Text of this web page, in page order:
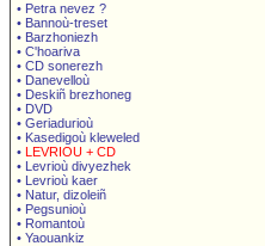
• Petra nevez ?
• Bannoù-treset
• Barzhoniezh
• C'hoariva
• CD sonerezh
• Danevelloù
• Deskiñ brezhoneg
• DVD
• Geriadurioù
• Kasedigoù kleweled
• LEVRIOU + CD
• Levrioù divyezhek
• Levrioù kaer
• Natur, dizoleiñ
• Pegsunioù
• Romantoù
• Yaouankiz